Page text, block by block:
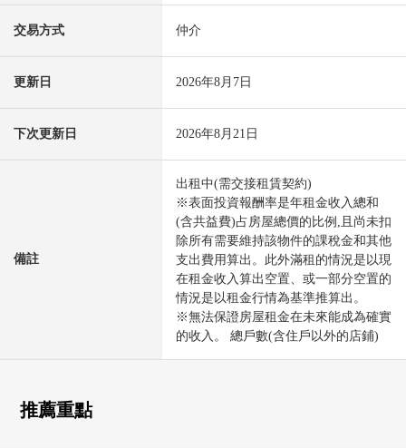
交易方式 仲介
更新日 2026年8月7日
下次更新日 2026年8月21日
備註
出租中(需交接租賃契約)
※表面投資報酬率是年租金收入總和
(含共益費)占房屋總價的比例,且尚未扣
除所有需要維持該物件的課稅金和其他
支出費用算出。此外滿租的情況是以現
在租金收入算出空置、或一部分空置的
情況是以租金行情為基準推算出。
※無法保證房屋租金在未來能成為確實
的收入。 總戶數(含住戶以外的店鋪)
推薦重點